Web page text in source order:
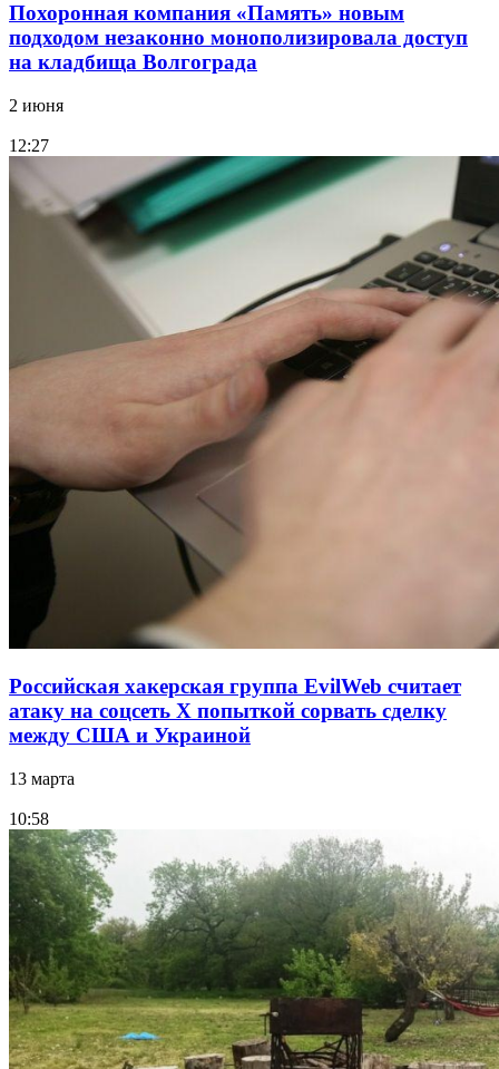
Похоронная компания «Память» новым
подходом незаконно монополизировала доступ
на кладбища Волгограда
2 июня
12:27
Российская хакерская группа EvilWeb считает
атаку на соцсеть Х попыткой сорвать сделку
между США и Украиной
13 марта
10:58